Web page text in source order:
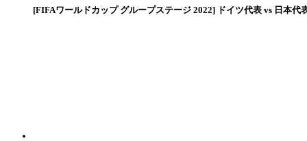
[FIFAワールドカップ グループステージ 2022] ドイツ代表 vs 日本代